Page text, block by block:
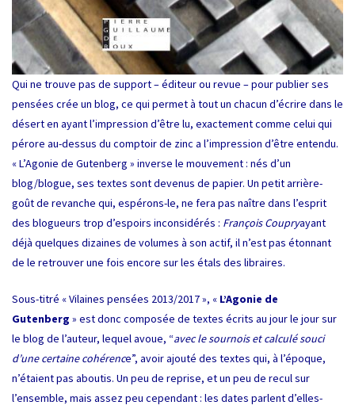
Qui ne trouve pas de support – éditeur ou revue – pour publier ses
pensées crée un blog, ce qui permet à tout un chacun d’écrire dans le
désert en ayant l’impression d’être lu, exactement comme celui qui
pérore au-dessus du comptoir de zinc a l’impression d’être entendu.
« L’Agonie de Gutenberg » inverse le mouvement : nés d’un
blog/blogue, ses textes sont devenus de papier. Un petit arrière-
goût de revanche qui, espérons-le, ne fera pas naître dans l’esprit
des blogueurs trop d’espoirs inconsidérés : François Coupryayant
déjà quelques dizaines de volumes à son actif, il n’est pas étonnant
de le retrouver une fois encore sur les étals des libraires.
Sous-titré « Vilaines pensées 2013/2017 », « L’Agonie de
Gutenberg » est donc composée de textes écrits au jour le jour sur
le blog de l’auteur, lequel avoue, “avec le sournois et calculé souci
d’une certaine cohérence”, avoir ajouté des textes qui, à l’époque,
n’étaient pas aboutis. Un peu de reprise, et un peu de recul sur
l’ensemble, mais assez peu cependant : les dates parlent d’elles-